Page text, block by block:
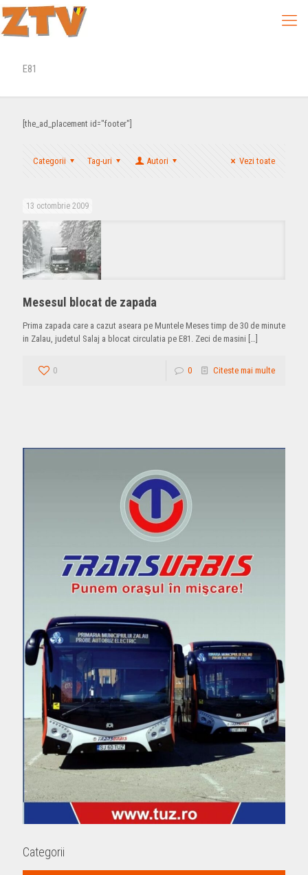
E81
[the_ad_placement id="footer"]
Categorii Tag-uri Autori Vezi toate
13 octombrie 2009
Mesesul blocat de zapada
Prima zapada care a cazut aseara pe Muntele Meses timp de 30 de minute
in Zalau, judetul Salaj a blocat circulatia pe E81. Zeci de masini […]
0 0 Citeste mai multe
Categorii